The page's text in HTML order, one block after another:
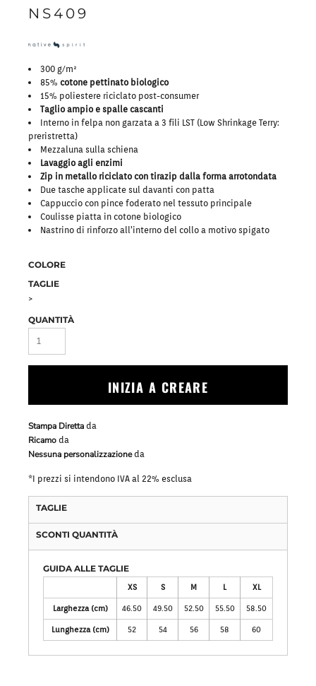
NS409
300 g/m²
85% cotone pettinato biologico
15% poliestere riciclato post-consumer
Taglio ampio e spalle cascanti
Interno in felpa non garzata a 3 fili LST (Low Shrinkage Terry:
preristretta)
Mezzaluna sulla schiena
Lavaggio agli enzimi
Zip in metallo riciclato con tirazip dalla forma arrotondata
Due tasche applicate sul davanti con patta
Cappuccio con pince foderato nel tessuto principale
Coulisse piatta in cotone biologico
Nastrino di rinforzo all’interno del collo a motivo spigato
COLORE
TAGLIE
>
QUANTITÀ
INIZIA A CREARE
Stampa Diretta da
Ricamo da
Nessuna personalizzazioneda
*I prezzi si intendono IVA al 22% esclusa
TAGLIE
SCONTI QUANTITÀ
GUIDA ALLE TAGLIE
XS S M L XL
Larghezza (cm) 46.50 49.50 52.50 55.50 58.50
Lunghezza (cm) 52 54 56 58 60